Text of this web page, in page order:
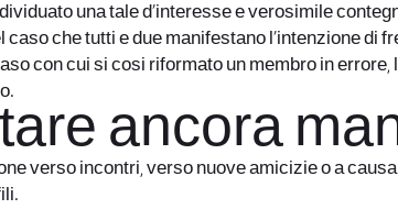
una tale d’interesse e verosimile
caso che tutti e due manifestano l’intenzione di
con cui si cosi riformato un membro in
ancora
verso incontri, verso nuove amicizie o a